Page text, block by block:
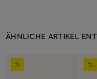
ÄHNLICHE ARTIKEL